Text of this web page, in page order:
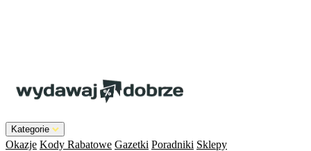
Kategorie
Okazje Kody Rabatowe Gazetki Poradniki Sklepy